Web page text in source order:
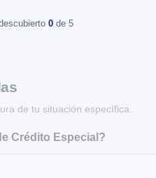
0 de 5
de tu situación específica.
Crédito Especial?